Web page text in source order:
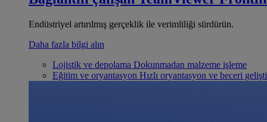
Endüstriyel artırılmış gerçeklik ile verimliliği sürdürün.
Daha fazla bilgi alın
Lojistik ve depolama Dokunmadan malzeme işleme
Eğitim ve oryantasyon Hızlı oryantasyon ve beceri